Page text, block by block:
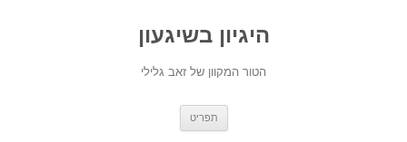
היגיון בשיגעון
הטור המקוון של זאב גלילי
תפריט